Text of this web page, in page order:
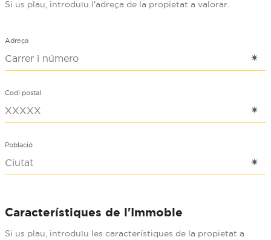
Si us plau, introduïu l'adreça de la propietat a valorar.
Adreça
Codi postal
Població
Característiques de l'Immoble
Si us plau, introduïu les característiques de la propietat a